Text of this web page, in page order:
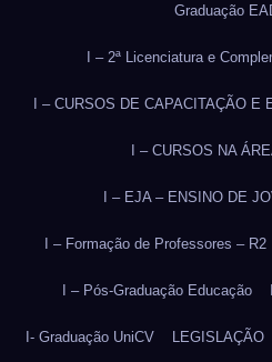
Graduação
I – 2ª Licenciatura e
I – CURSOS DE CAPACITAÇÃO
I – CURSOS NA
I – EJA – ENSINO DE
I – Formação de Professores – R2
I – Pós-Graduação Educação
I- Graduação UniCV LEGISLAÇÃO